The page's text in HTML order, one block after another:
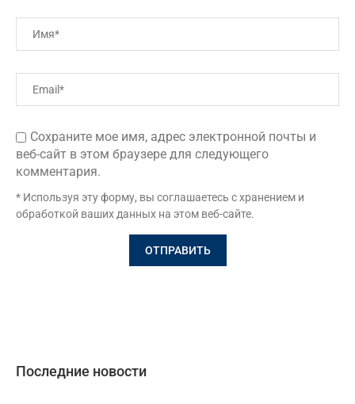
Сохраните мое имя, адрес электронной почты и
веб-сайт в этом браузере для следующего
комментария.
* Используя эту форму, вы соглашаетесь с хранением и
обработкой ваших данных на этом веб-сайте.
Последние новости